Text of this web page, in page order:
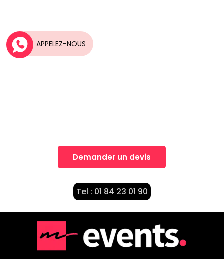
Demander un devis
Tel : 01 84 23 01 90
APPELEZ-NOUS